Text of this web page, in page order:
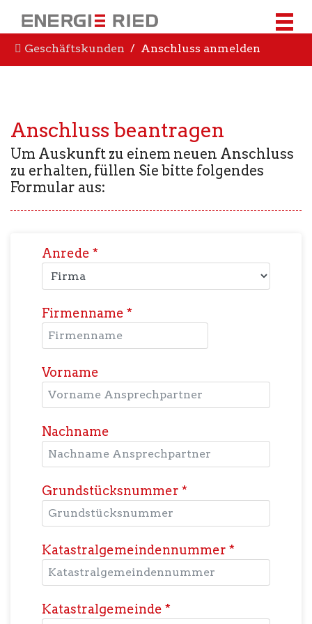
Geschäftskunden Anschluss anmelden
Anschluss beantragen
Um Auskunft zu einem neuen Anschluss
zu erhalten, füllen Sie bitte folgendes
Formular aus:
Anrede *
Firmenname *
Vorname
Nachname
Grundstücksnummer *
Katastralgemeindennummer *
Katastralgemeinde *